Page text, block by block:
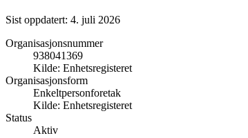
Sist oppdatert: 4. juli 2026
Organisasjonsnummer
938041369
Kilde: Enhetsregisteret
Organisasjonsform
Enkeltpersonforetak
Kilde: Enhetsregisteret
Status
Aktiv